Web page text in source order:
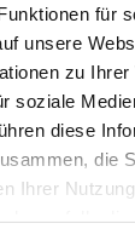
für
unsere
zu
soziale
diese
die
Ihrer
/ Facharbeiter /
/
m/w/d mit
PE-
nach
der Klasse B